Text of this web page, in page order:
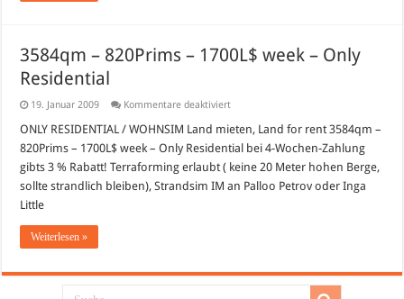
3584qm – 820Prims – 1700L$ week – Only
Residential
19. Januar 2009 Kommentare deaktiviertfür
–
820Prims
–
1700L$
week
–
ONLY RESIDENTIAL / WOHNSIM Land mieten, Land for rent 3584qm –
820Prims – 1700L$ week – Only Residential bei 4-Wochen-Zahlung
gibts 3 % Rabatt! Terraforming erlaubt ( keine 20 Meter hohen Berge,
sollte strandlich bleiben), Strandsim IM an Palloo Petrov oder Inga
Little
Weiterlesen »